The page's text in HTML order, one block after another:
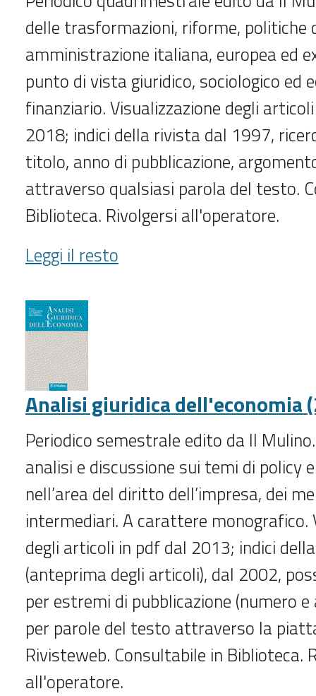
delle trasformazioni, riforme, politiche
amministrazione italiana, europea ed
punto di vista giuridico, sociologico ed
finanziario. Visualizzazione degli
2018; indici della rivista dal 1997,
titolo, anno di pubblicazione,
attraverso qualsiasi parola del testo.
Biblioteca. Rivolgersi all'operatore.
Amministrare
(2013-
-
Leggi il resto
Analisi giuridica dell'economia
Periodico semestrale edito da Il
analisi e discussione sui temi di policy
nell’area del diritto dell’impresa, dei
intermediari. A carattere monografico.
degli articoli in pdf dal 2013; indici
(anteprima degli articoli), dal 2002,
per estremi di pubblicazione (numero
per parole del testo attraverso la
Rivisteweb. Consultabile in Biblioteca.
all'operatore.